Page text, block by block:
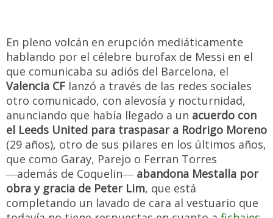
En pleno volcán en erupción mediáticamente
hablando por el célebre burofax de Messi en el
que comunicaba su adiós del Barcelona, el
Valencia CF lanzó a través de las redes sociales
otro comunicado, con alevosía y nocturnidad,
anunciando que había llegado a un acuerdo con
el Leeds United para traspasar a Rodrigo Moreno
(29 años), otro de sus pilares en los últimos años,
que como Garay, Parejo o Ferran Torres
―además de Coquelin― abandona Mestalla por
obra y gracia de Peter Lim, que está
completando un lavado de cara al vestuario que